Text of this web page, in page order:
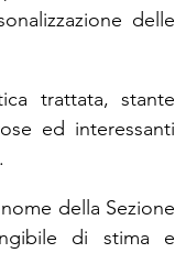
delle
trattata, stante
ed interessanti
della Sezione
di stima e